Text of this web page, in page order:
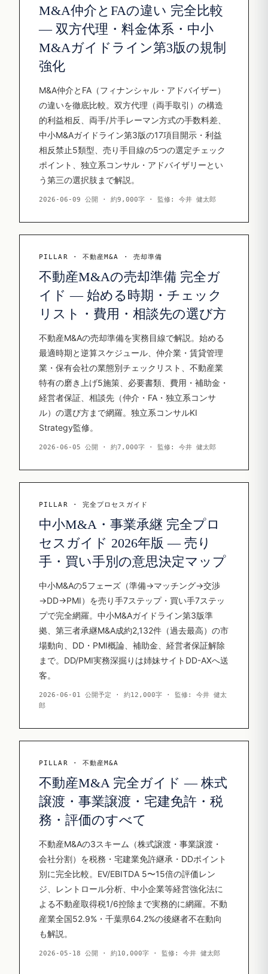
M&A仲介とFAの違い 完全比較
— 双方代理・料金体系・中小
M&Aガイドライン第3版の規制
強化
M&A仲介とFA（フィナンシャル・アドバイザー）
の違いを徹底比較。双方代理（両手取引）の構造
的利益相反、両手/片手レーマン方式の手数料差、
中小M&Aガイドライン第3版の17項目開示・利益
相反禁止5類型、売り手目線の5つの選定チェック
ポイント、独立系コンサル・アドバイザリーとい
う第三の選択肢まで解説。
2026-06-09 公開 · 約9,000字 · 監修: 今井 健太郎
PILLAR · 不動産M&A · 売却準備
不動産M&Aの売却準備 完全ガ
イド — 始める時期・チェック
リスト・費用・相談先の選び方
不動産M&Aの売却準備を実務目線で解説。始める
最適時期と逆算スケジュール、仲介業・賃貸管理
業・保有会社の業態別チェックリスト、不動産業
特有の磨き上げ5施策、必要書類、費用・補助金・
経営者保証、相談先（仲介・FA・独立系コンサ
ル）の選び方まで網羅。独立系コンサルKI
Strategy監修。
2026-06-05 公開 · 約7,000字 · 監修: 今井 健太郎
PILLAR · 完全プロセスガイド
中小M&A・事業承継 完全プロ
セスガイド 2026年版 — 売り
手・買い手別の意思決定マップ
中小M&Aの5フェーズ（準備→マッチング→交渉
→DD→PMI）を売り手7ステップ・買い手7ステッ
プで完全網羅。中小M&Aガイドライン第3版準
拠、第三者承継M&A成約2,132件（過去最高）の市
場動向、DD・PMI概論、補助金、経営者保証解除
まで。DD/PMI実務深掘りは姉妹サイトDD-AXへ送
客。
2026-06-01 公開予定 · 約12,000字 · 監修: 今井 健太
郎
PILLAR · 不動産M&A
不動産M&A 完全ガイド — 株式
譲渡・事業譲渡・宅建免許・税
務・評価のすべて
不動産M&Aの3スキーム（株式譲渡・事業譲渡・
会社分割）を税務・宅建業免許継承・DDポイント
別に完全比較。EV/EBITDA 5〜15倍の評価レン
ジ、レントロール分析、中小企業等経営強化法に
よる不動産取得税1/6控除まで実務的に網羅。不動
産業全国52.9%・千葉県64.2%の後継者不在動向
も解説。
2026-05-18 公開 · 約10,000字 · 監修: 今井 健太郎